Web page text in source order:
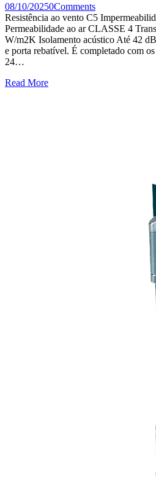
08/10/20250Comments
Resistência ao vento C5
Permeabilidade ao ar CLASSE 4
W/m2K Isolamento acústico Até 42
e porta rebatível. É completado com
24…
Read More